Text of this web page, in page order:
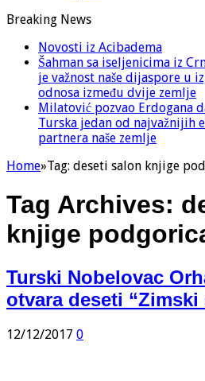
Breaking News
Novosti iz Acibadema
Šahman sa iseljenicima iz
je važnost naše dijaspore u
odnosa između dvije zemlje
Milatović pozvao Erdogana
Turska jedan od najvažnijih
partnera naše zemlje
Home»Tag: deseti salon knjige
Tag Archives:
knjige
Turski Nobelovac
otvara deseti
12/12/2017 0